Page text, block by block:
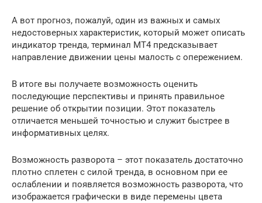
А вот прогноз, пожалуй, один из важных и самых
недостоверных характеристик, который может описать
индикатор тренда, терминал МТ4 предсказывает
направление движении цены малость с опережением.
В итоге вы получаете возможность оценить
последующие перспективы и принять правильное
решение об открытии позиции. Этот показатель
отличается меньшей точностью и служит быстрее в
информативных целях.
Возможность разворота – этот показатель достаточно
плотно сплетен с силой тренда, в основном при ее
ослаблении и появляется возможность разворота, что
изображается графически в виде перемены цвета